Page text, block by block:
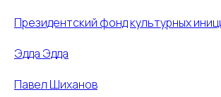
Президентский фонд культурных
Эдда Эдда
Павел Шиханов